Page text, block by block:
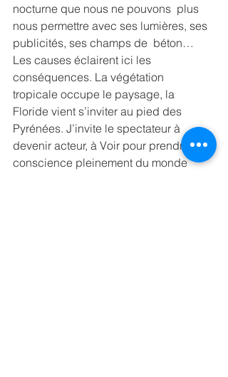
nocturne que nous ne pouvons  plus
nous permettre avec ses lumières, ses
publicités, ses champs de  béton…
Les causes éclairent ici les
conséquences. La végétation
tropicale occupe le paysage, la
Floride vient s’inviter au pied des
Pyrénées. J’invite le spectateur à
devenir acteur, à Voir pour prendre
conscience pleinement du monde